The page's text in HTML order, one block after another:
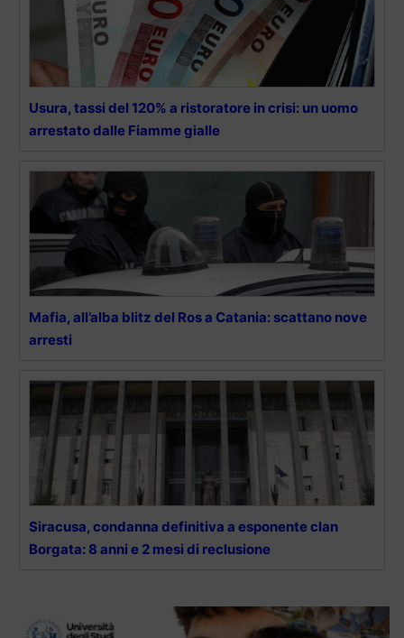
Usura, tassi del 120% a ristoratore in crisi: un uomo
arrestato dalle Fiamme gialle
Mafia, all’alba blitz del Ros a Catania: scattano nove
arresti
Siracusa, condanna definitiva a esponente clan
Borgata: 8 anni e 2 mesi di reclusione